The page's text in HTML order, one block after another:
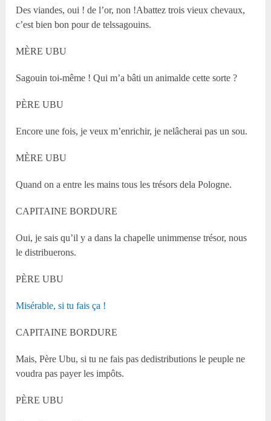
Des viandes, oui ! de l’or, non !Abattez trois vieux chevaux,
c’est bien bon pour de telssagouins.
MÈRE UBU
Sagouin toi-même ! Qui m’a bâti un animalde cette sorte ?
PÈRE UBU
Encore une fois, je veux m’enrichir, je nelâcherai pas un sou.
MÈRE UBU
Quand on a entre les mains tous les trésors dela Pologne.
CAPITAINE BORDURE
Oui, je sais qu’il y a dans la chapelle unimmense trésor, nous
le distribuerons.
PÈRE UBU
Misérable, si tu fais ça !
CAPITAINE BORDURE
Mais, Père Ubu, si tu ne fais pas dedistributions le peuple ne
voudra pas payer les impôts.
PÈRE UBU